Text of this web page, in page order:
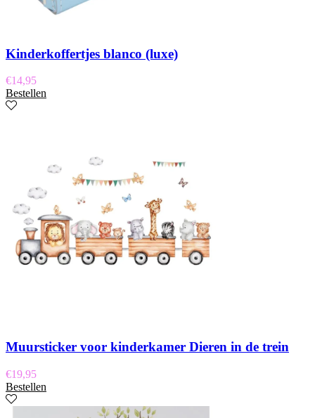
Kinderkoffertjes blanco (luxe)
€14,95
Bestellen
Muursticker voor kinderkamer Dieren in de trein
€19,95
Bestellen